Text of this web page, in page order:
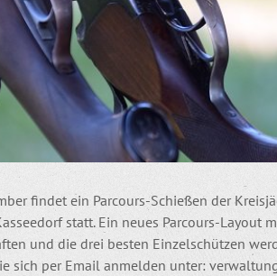
findet ein Parcours-Schießen der
statt. Ein neues Parcours-Layout
und die drei besten Einzelschützen
sich per Email anmelden unter: